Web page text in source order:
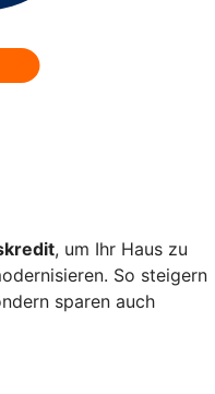
, um Ihr Haus zu
So steigern
sparen auch